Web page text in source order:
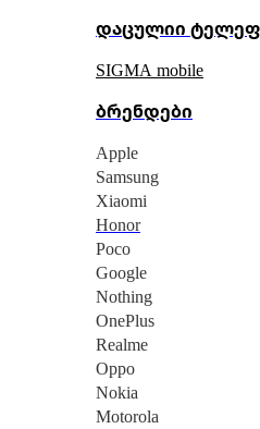
დაცულიი
SIGMA mobile
ბრენდები
Apple
Samsung
Xiaomi
Honor
Poco
Google
Nothing
OnePlus
Realme
Oppo
Nokia
Motorola